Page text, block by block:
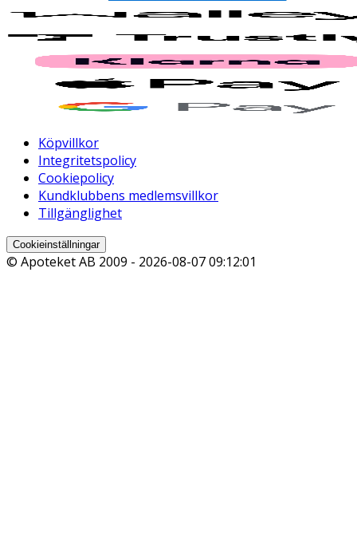
Köpvillkor
Integritetspolicy
Cookiepolicy
Kundklubbens medlemsvillkor
Tillgänglighet
Cookieinställningar
© Apoteket AB 2009 - 2026-08-07 09:12:01